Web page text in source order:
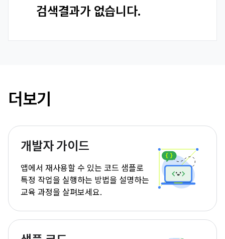
검색결과가 없습니다.
더보기
개발자 가이드
앱에서 재사용할 수 있는 코드 샘플로
특정 작업을 실행하는 방법을 설명하는
교육 과정을 살펴보세요.